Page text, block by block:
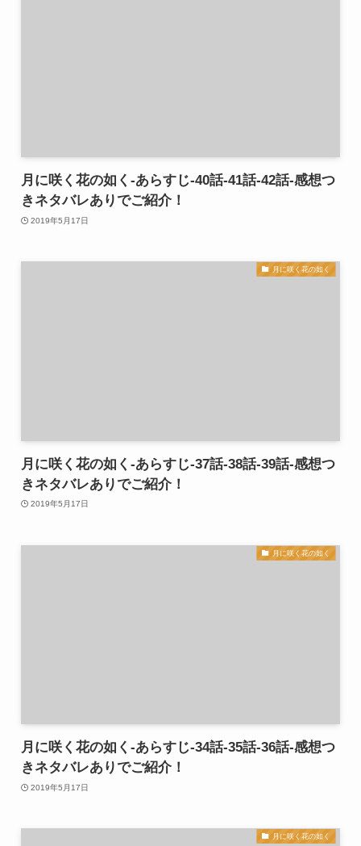
月に咲く花の如く-あらすじ-40話-41話-42話-感想つ
きネタバレありでご紹介！
2019年5月17日
月に咲く花の如く
月に咲く花の如く-あらすじ-37話-38話-39話-感想つ
きネタバレありでご紹介！
2019年5月17日
月に咲く花の如く
月に咲く花の如く-あらすじ-34話-35話-36話-感想つ
きネタバレありでご紹介！
2019年5月17日
月に咲く花の如く